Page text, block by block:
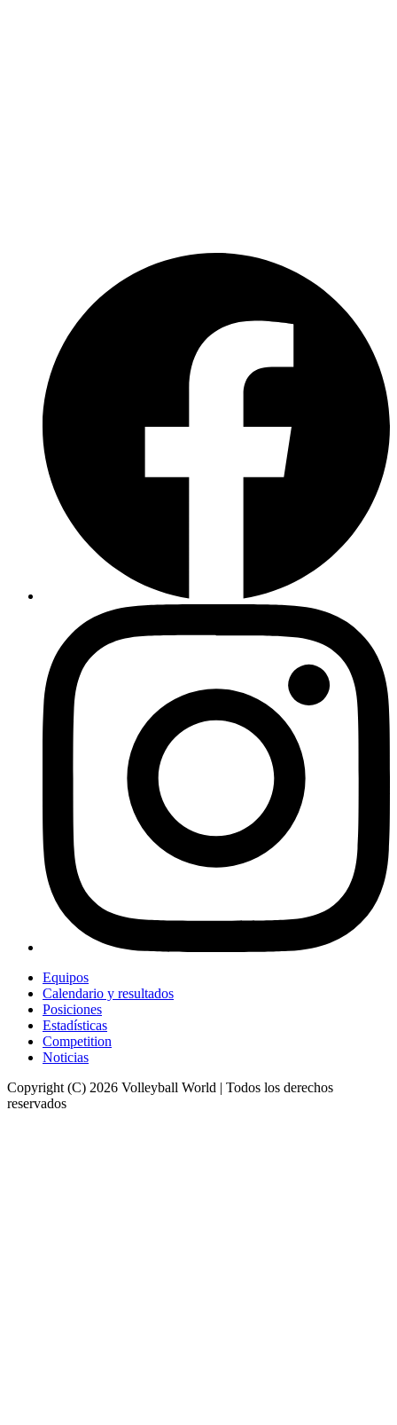
Equipos
Calendario y resultados
Posiciones
Estadísticas
Competition
Noticias
Copyright (C) 2026 Volleyball World | Todos los derechos
reservados